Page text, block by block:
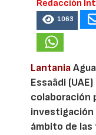
Redacción
1063
Lantania
Essaâdi
colaboración
investigación
ámbito de las